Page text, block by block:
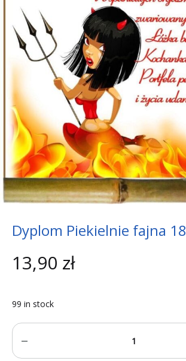
Dyplom Piekielnie fajna 18
13,90 zł
99 in stock
Quantity